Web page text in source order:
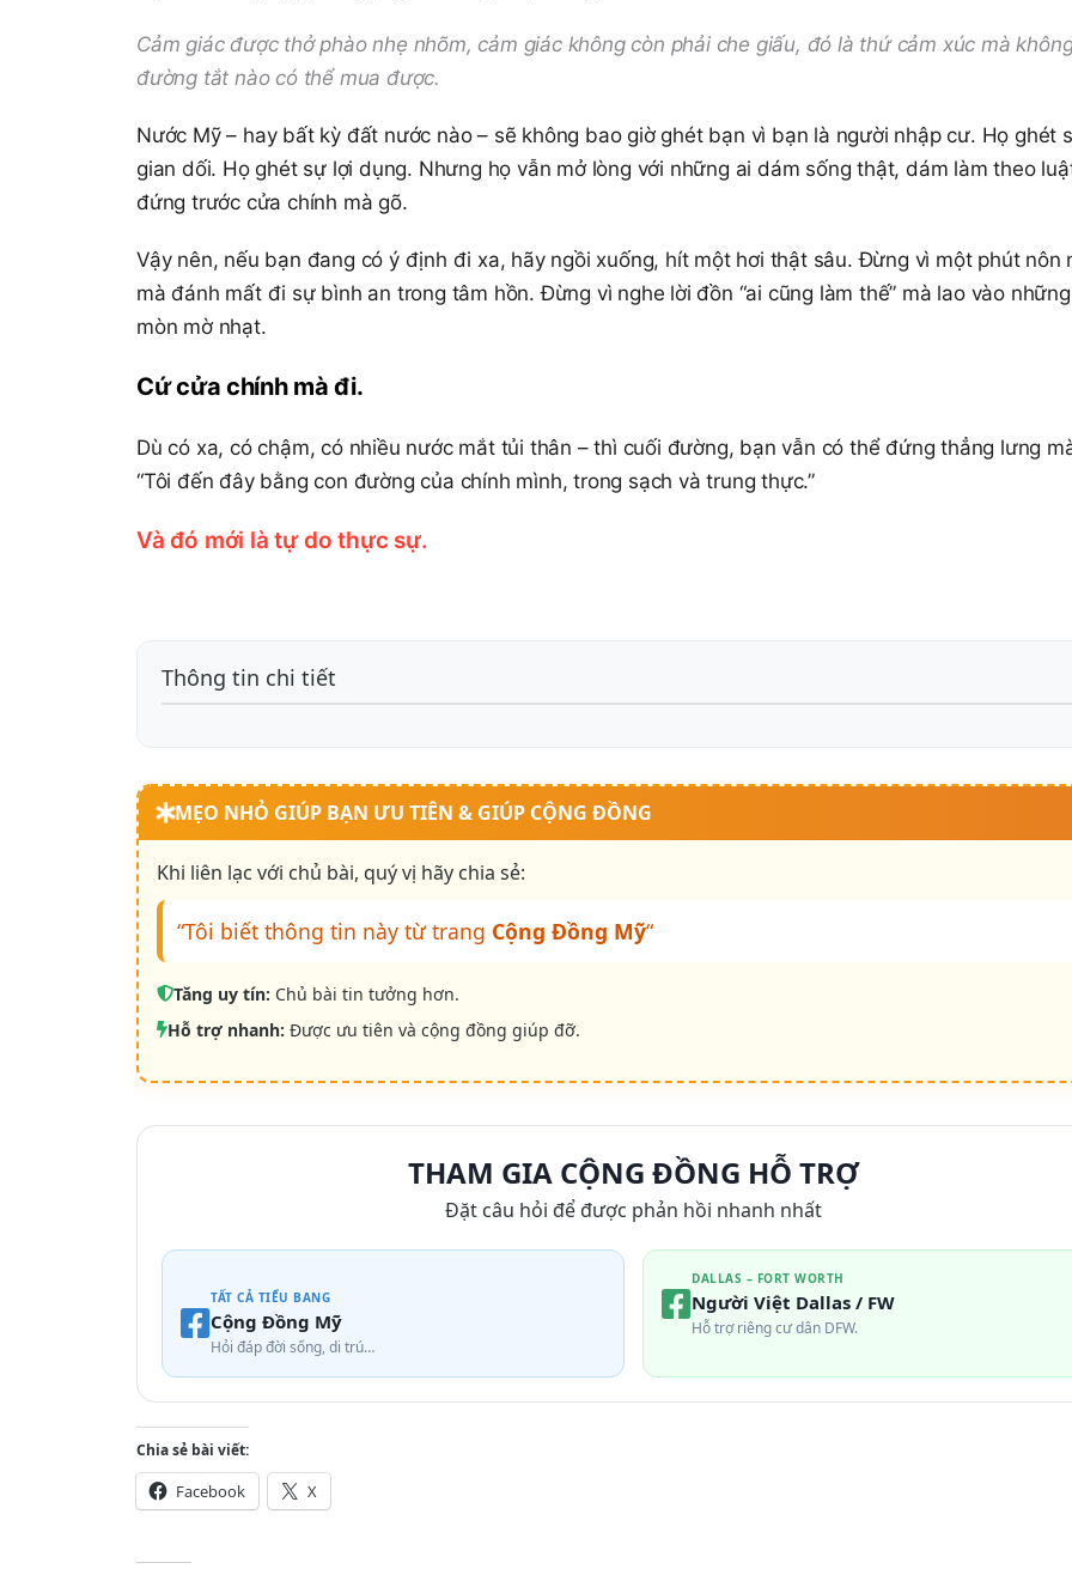
Cảm giác được thở phào nhẹ nhõm, cảm giác không còn phải che giấu, đó là thứ cảm xúc mà
đường tắt nào có thể mua được.
Nước Mỹ – hay bất kỳ đất nước nào – sẽ không bao giờ ghét bạn vì bạn là người nhập cư. Họ ghét
gian dối. Họ ghét sự lợi dụng. Nhưng họ vẫn mở lòng với những ai dám sống thật, dám làm theo
đứng trước cửa chính mà gõ.
Vậy nên, nếu bạn đang có ý định đi xa, hãy ngồi xuống, hít một hơi thật sâu. Đừng vì một phút nôn
mà đánh mất đi sự bình an trong tâm hồn. Đừng vì nghe lời đồn “ai cũng làm thế” mà lao vào
mòn mờ nhạt.
Cứ cửa chính mà đi.
Dù có xa, có chậm, có nhiều nước mắt tủi thân – thì cuối đường, bạn vẫn có thể đứng thẳng lưng
“Tôi đến đây bằng con đường của chính mình, trong sạch và trung thực.”
Và đó mới là tự do thực sự.
Thông tin chi tiết
MẸO NHỎ GIÚP BẠN ƯU TIÊN & GIÚP CỘNG ĐỒNG
Khi liên lạc với chủ bài, quý vị hãy chia sẻ:
“Tôi biết thông tin này từ trang Cộng Đồng Mỹ“
Tăng uy tín: Chủ bài tin tưởng hơn.
Hỗ trợ nhanh: Được ưu tiên và cộng đồng giúp đỡ.
THAM GIA CỘNG ĐỒNG HỖ TRỢ
Đặt câu hỏi để được phản hồi nhanh nhất
TẤT CẢ TIỂU BANG
Cộng Đồng Mỹ
Hỏi đáp đời sống, di trú…
DALLAS – FORT WORTH
Người Việt Dallas / FW
Hỗ trợ riêng cư dân DFW.
Chia sẻ bài viết:
Facebook X